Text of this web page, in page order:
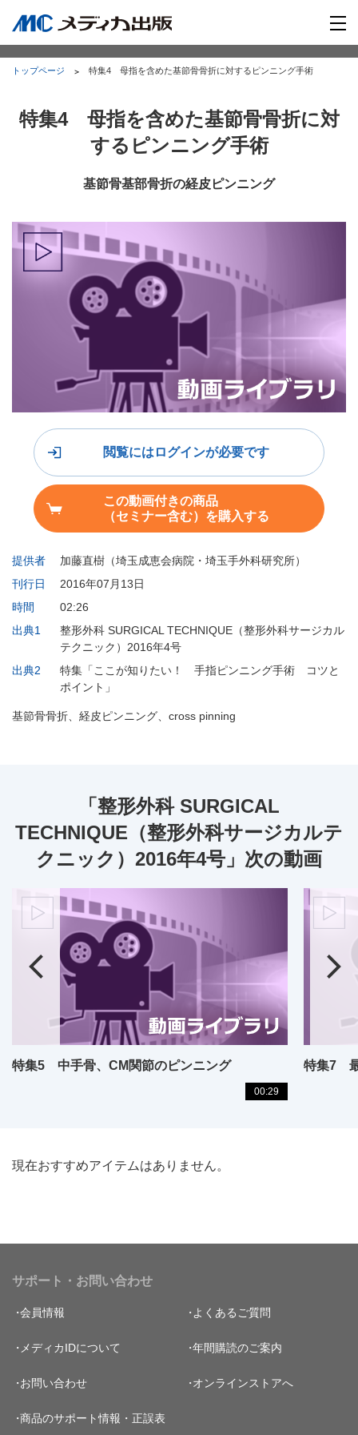
トップページ 特集4 母指を含めた基節骨骨折に対するピンニング手術
特集4 母指を含めた基節骨骨折に対
するピンニング手術
基節骨基部骨折の経皮ピンニング
提供者
加藤直樹（埼玉成恵会病院・埼玉手外科研究所）
刊行日
2016年07月13日
時間
02:26
出典1
整形外科 SURGICAL TECHNIQUE（整形外科サージカル
テクニック）2016年4号
出典2
特集「ここが知りたい！ 手指ピンニング手術 コツと
ポイント」
基節骨骨折、経皮ピンニング、cross pinning
閲覧にはログインが必要です
この動画付きの商品
（セミナー含む）を購入する
「整形外科 SURGICAL
TECHNIQUE（整形外科サージカルテ
クニック）2016年4号」次の動画
特集5 中手骨、CM関節のピンニング
00:29
現在おすすめアイテムはありません。
サポート・お問い合わせ
会員情報 よくあるご質問
メディカIDについて 年間購読のご案内
お問い合わせ オンラインストアへ
商品のサポート情報・正誤表